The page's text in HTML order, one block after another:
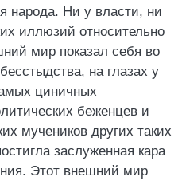
народа. Ни у власти, ни
иллюзий относительно
мир показал себя во
на глазах у
циничных
беженцев и
мучеников других таких
заслуженная кара
Этот внешний мир